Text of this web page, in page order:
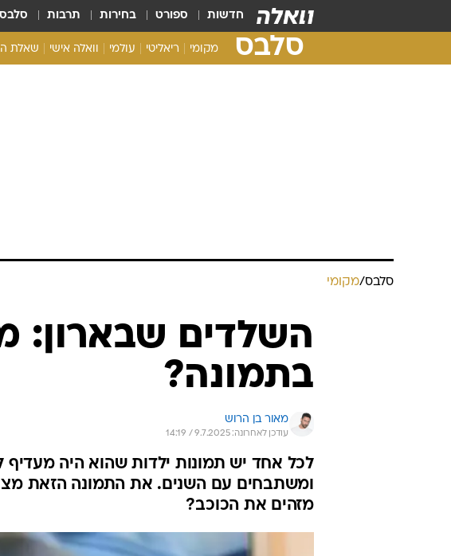
חדשות ספורט בחירות תרבות סלבס
סלבס מקומי ריאליטי עולמי וואלה אישי שאלת
סלבס/מקומי
השלדים שבארון:
בתמונה?
מאור בן הרוש
עודכן לאחרונה: 9.7.2025 / 14:19
לכל אחד יש תמונות ילדות שהוא היה מעדיף
ומשתבחים עם השנים. את התמונה הזאת
מזהים את הכוכב?